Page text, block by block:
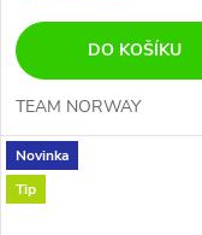
DO KOŠÍKU
TEAM NORWAY
Novinka
Tip